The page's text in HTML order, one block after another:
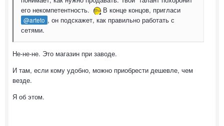
его некомпетентность.
В конце концов, пригласи
@arteto , он подскажет, как правильно работать с
сетями.
Не-не-не. Это магазин при заводе.
И там, если кому удобно, можно приобрести дешевле, чем
везде.
Я об этом.